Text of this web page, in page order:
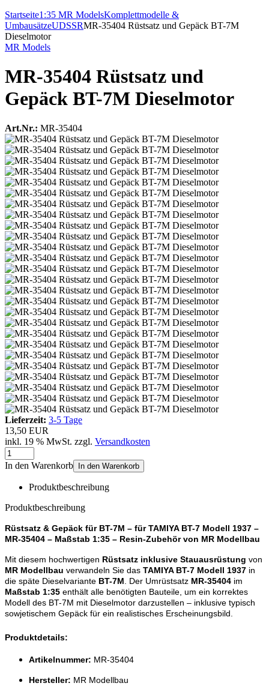
Startseite1:35 MR ModelsKomplettmodelle &
UmbausätzeUDSSRMR-35404 Rüstsatz und Gepäck BT-7M
Dieselmotor
MR Models
MR-35404 Rüstsatz und
Gepäck BT-7M Dieselmotor
Art.Nr.: MR-35404
Lieferzeit: 3-5 Tage
13,50 EUR
inkl. 19 % MwSt. zzgl. Versandkosten
In den Warenkorb In den Warenkorb
Produktbeschreibung
Produktbeschreibung
Rüstsatz & Gepäck für BT-7M – für TAMIYA BT-7 Modell 1937 –
MR-35404 – Maßstab 1:35 – Resin-Zubehör von MR Modellbau
Mit diesem hochwertigen Rüstsatz inklusive Stauausrüstung von
MR Modellbau verwandeln Sie das TAMIYA BT-7 Modell 1937 in
die späte Dieselvariante BT-7M . Der Umrüstsatz MR-35404 im
Maßstab 1:35 enthält alle benötigten Bauteile, um ein korrektes
Modell des BT-7M mit Dieselmotor darzustellen – inklusive typisch
sowjetischem Gepäck für ein realistisches Erscheinungsbild.
Produktdetails:
Artikelnummer: MR-35404
Hersteller: MR Modellbau